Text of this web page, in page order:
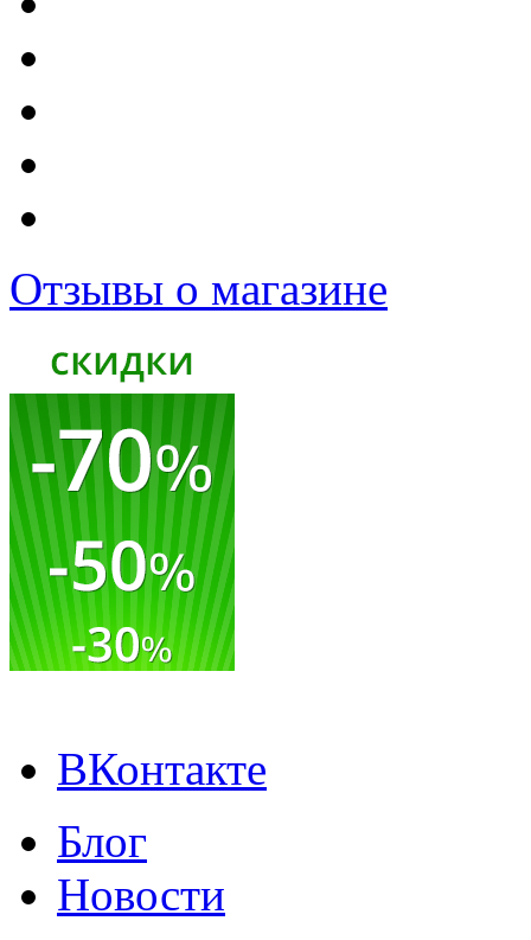
Отзывы о магазине
ВКонтакте
Блог
Новости